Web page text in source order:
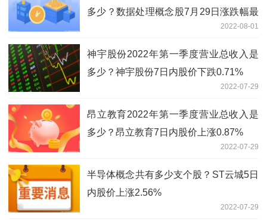
多少？数据处理概念股7月29日涨跌幅最
2022-08-01
神宇股份2022年第一季度营业总收入是
多少？神宇股份7日内股价下跌0.71%
2022-07-29
昂立教育2022年第一季度营业总收入是
多少？昂立教育7日内股价上涨0.87%
2022-07-29
半导体概念共有多少支个股？ST云城5日
内股价上涨2.56%
2022-07-29